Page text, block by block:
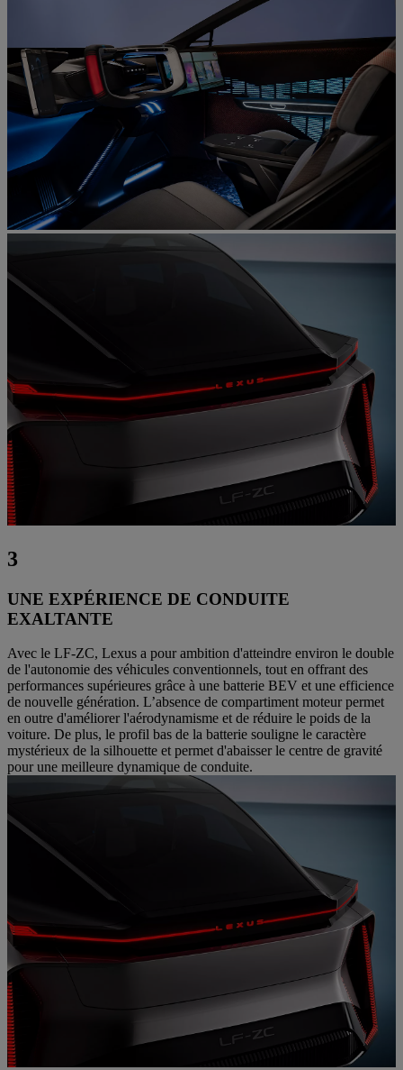
3
UNE EXPÉRIENCE DE CONDUITE
EXALTANTE
Avec le LF-ZC, Lexus a pour ambition d'atteindre environ le double
de l'autonomie des véhicules conventionnels, tout en offrant des
performances supérieures grâce à une batterie BEV et une efficience
de nouvelle génération. L’absence de compartiment moteur permet
en outre d'améliorer l'aérodynamisme et de réduire le poids de la
voiture. De plus, le profil bas de la batterie souligne le caractère
mystérieux de la silhouette et permet d'abaisser le centre de gravité
pour une meilleure dynamique de conduite.